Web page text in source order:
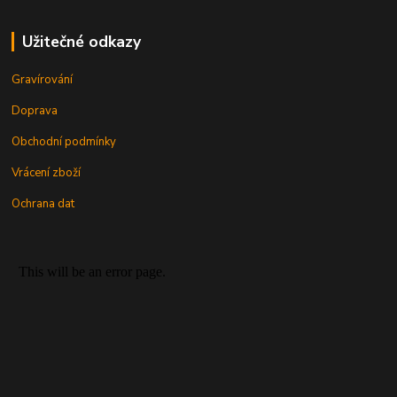
Užitečné odkazy
Gravírování
Doprava
Obchodní podmínky
Vrácení zboží
Ochrana dat